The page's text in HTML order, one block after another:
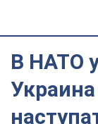
В НАТО